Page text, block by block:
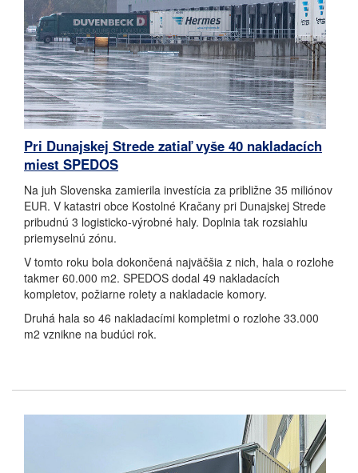
Pri Dunajskej Strede zatiaľ vyše 40 nakladacích
miest SPEDOS
Na juh Slovenska zamierila investícia za približne 35 miliónov
EUR. V katastri obce Kostolné Kračany pri Dunajskej Strede
pribudnú 3 logisticko-výrobné haly. Doplnia tak rozsiahlu
priemyselnú zónu.
V tomto roku bola dokončená najväčšia z nich, hala o rozlohe
takmer 60.000 m2. SPEDOS dodal 49 nakladacích
kompletov, požiarne rolety a nakladacie komory.
Druhá hala so 46 nakladacími kompletmi o rozlohe 33.000
m2 vznikne na budúci rok.